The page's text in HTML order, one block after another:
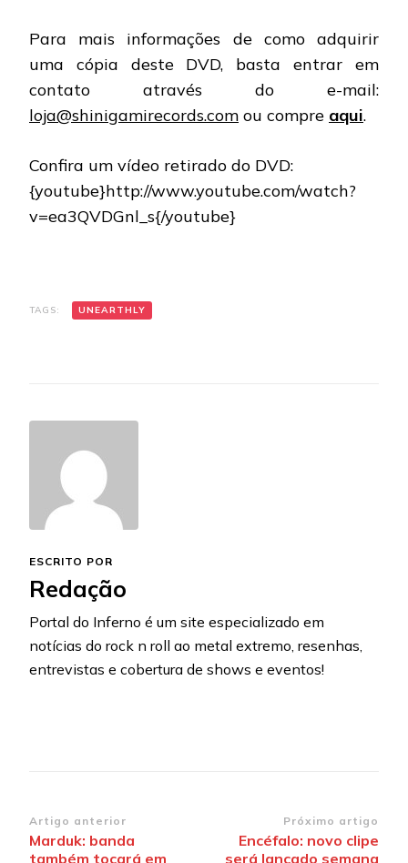
Para mais informações de como adquirir
uma cópia deste DVD, basta entrar em
contato através do e-mail:
loja@shinigamirecords.com ou compre aqui.
Confira um vídeo retirado do DVD:
{youtube}http://www.youtube.com/watch?
v=ea3QVDGnl_s{/youtube}
TAGS: UNEARTHLY
ESCRITO POR
Redação
Portal do Inferno é um site especializado em
notícias do rock n roll ao metal extremo, resenhas,
entrevistas e cobertura de shows e eventos!
Navegação
de
Artigo anterior
Marduk: banda
também tocará em
Próximo artigo
Encéfalo: novo clipe
será lançado semana